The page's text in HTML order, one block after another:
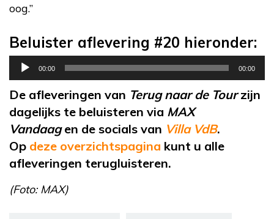
oog.”
Beluister aflevering #20 hieronder:
Audiospeler
00:00 00:00
De afleveringen van Terug naar de Tourzijn
dagelijks te beluisteren via MAX
Vandaagen de socials van Villa VdB.
Op deze overzichtspagina kunt u alle
afleveringen terugluisteren.
(Foto: MAX)